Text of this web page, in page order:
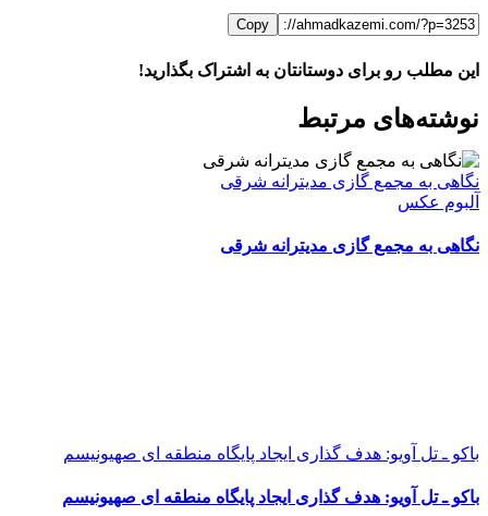
Copy
این مطلب رو برای دوستانتان به اشتراک بگذارید!
FacebookX
LinkedIn
WhatsApp
Telegram
ایمیل
نوشته‌‌های مرتبط
نگاهی به مجمع گازی مدیترانه شرقی
آلبوم عکس
نگاهی به مجمع گازی مدیترانه شرقی
باکو ـ تل آویو: هدف گذاری ایجاد پایگاه منطقه ای صهیونیسم
باکو ـ تل آویو: هدف گذاری ایجاد پایگاه منطقه ای صهیونیسم